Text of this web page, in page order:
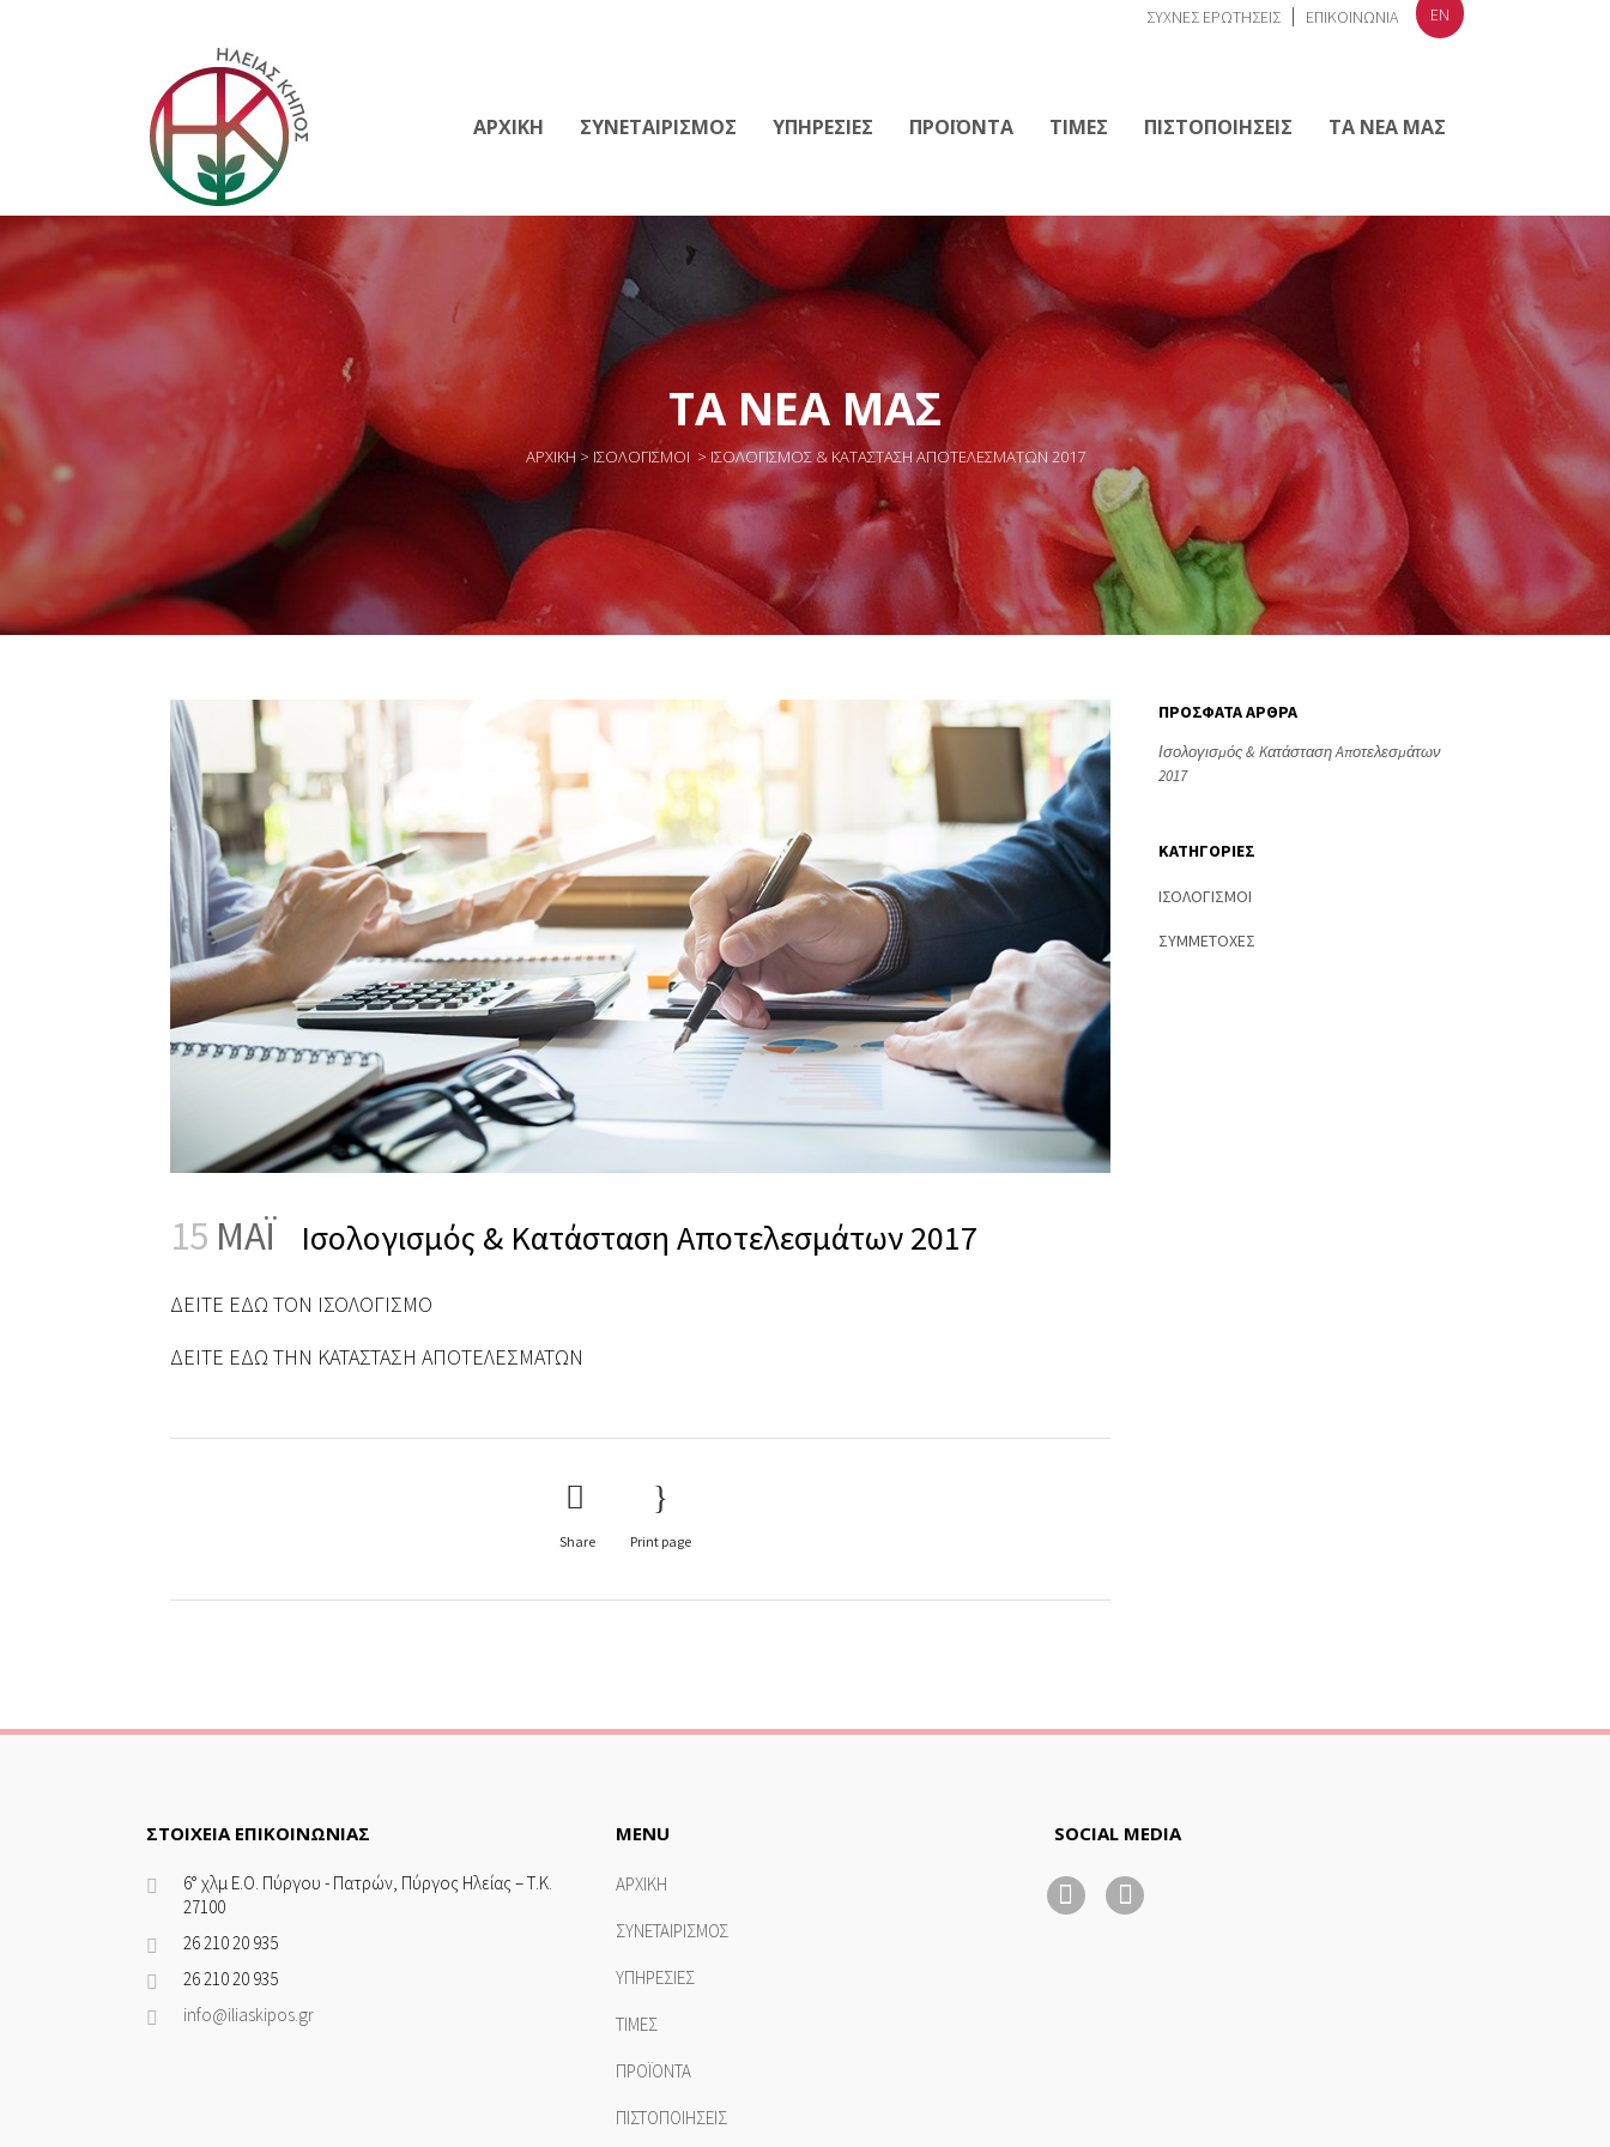
ΣΥΧΝΕΣ ΕΡΩΤΗΣΕΙΣ ΕΠΙΚΟΙΝΩΝΙΑ EN
ΑΡΧΙΚΗ ΣΥΝΕΤΑΙΡΙΣΜΟΣ ΥΠΗΡΕΣΙΕΣ ΠΡΟΪΟΝΤΑ ΤΙΜΕΣ ΠΙΣΤΟΠΟΙΗΣΕΙΣ ΤΑ ΝΕΑ ΜΑΣ
ΤΑ ΝΕΑ ΜΑΣ
ΑΡΧΙΚΗ> ΙΣΟΛΟΓΙΣΜΟΙ > ΙΣΟΛΟΓΙΣΜΌΣ & KΑΤΆΣΤΑΣΗ AΠΟΤΕΛΕΣΜΆΤΩΝ 2017
15 ΜΑΪ́ Ισολογισμός & Kατάσταση Aποτελεσμάτων 2017
ΔΕΙΤΕ ΕΔΩ ΤΟΝ ΙΣΟΛΟΓΙΣΜΟ
ΔΕΙΤΕ ΕΔΩ ΤΗΝ ΚΑΤΑΣΤΑΣΗ ΑΠΟΤΕΛΕΣΜΑΤΩΝ
Share Print page
ΠΡΟΣΦΑΤΑ ΑΡΘΡΑ
Ισολογισμός & Kατάσταση Aποτελεσμάτων
2017
ΚΑΤΗΓΟΡΙΕΣ
ΙΣΟΛΟΓΙΣΜΟΙ
ΣΥΜΜΕΤΟΧΕΣ
ΣΤΟΙΧΕΙΑ ΕΠΙΚΟΙΝΩΝΙΑΣ
6° χλμ Ε.Ο. Πύργου - Πατρών, Πύργος Ηλείας – Τ.Κ.
27100
26 210 20 935
26 210 20 935
info@iliaskipos.gr
MENU
ΑΡΧΙΚΗ
ΣΥΝΕΤΑΙΡΙΣΜΟΣ
ΥΠΗΡΕΣΙΕΣ
ΤΙΜΕΣ
ΠΡΟΪΟΝΤΑ
ΠΙΣΤΟΠΟΙΗΣΕΙΣ
SOCIAL MEDIA